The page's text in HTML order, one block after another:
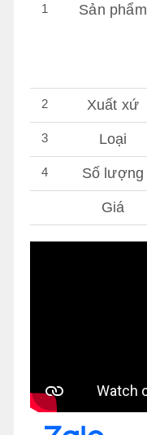
1 Sản phẩm
2 Xuất xứ
3 Loại
4 Số lượng
Giá